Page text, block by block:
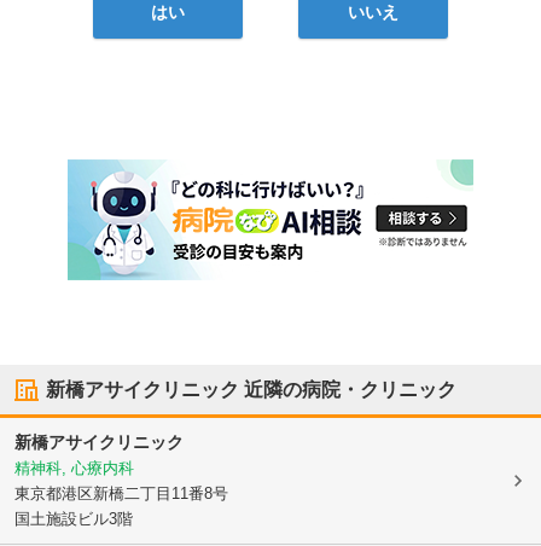
はい いいえ
新橋アサイクリニック 近隣の病院・クリニック
新橋アサイクリニック
精神科, 心療内科
東京都港区新橋二丁目11番8号
国土施設ビル3階